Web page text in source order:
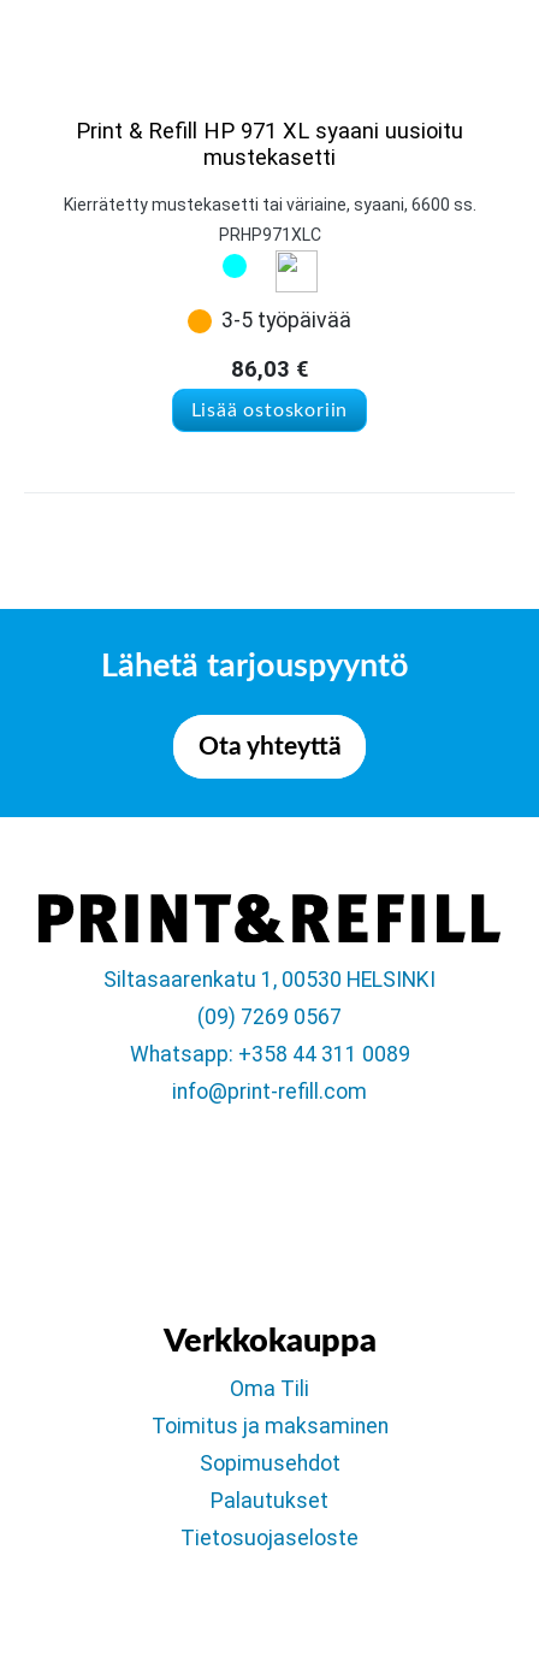
Print & Refill HP 971 XL syaani uusioitu
mustekasetti
Kierrätetty mustekasetti tai väriaine, syaani, 6600 ss.
PRHP971XLC
3-5 työpäivää
86,03 €
Lisää ostoskoriin
Lähetä tarjouspyyntö
Ota yhteyttä
Siltasaarenkatu 1, 00530 HELSINKI
(09) 7269 0567
Whatsapp: +358 44 311 0089
info@print-refill.com
Verkkokauppa
Oma Tili
Toimitus ja maksaminen
Sopimusehdot
Palautukset
Tietosuojaseloste